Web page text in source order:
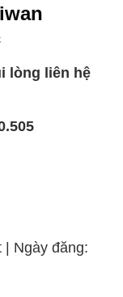
lòng liên hệ
Ngày đăng: